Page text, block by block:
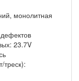
монолитная
23.7V